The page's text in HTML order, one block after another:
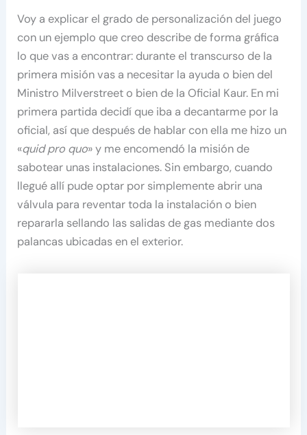
Voy a explicar el grado de personalización del juego
con un ejemplo que creo describe de forma gráfica
lo que vas a encontrar: durante el transcurso de la
primera misión vas a necesitar la ayuda o bien del
Ministro Milverstreet o bien de la Oficial Kaur. En mi
primera partida decidí que iba a decantarme por la
oficial, así que después de hablar con ella me hizo un
«quid pro quo» y me encomendó la misión de
sabotear unas instalaciones. Sin embargo, cuando
llegué allí pude optar por simplemente abrir una
válvula para reventar toda la instalación o bien
repararla sellando las salidas de gas mediante dos
palancas ubicadas en el exterior.